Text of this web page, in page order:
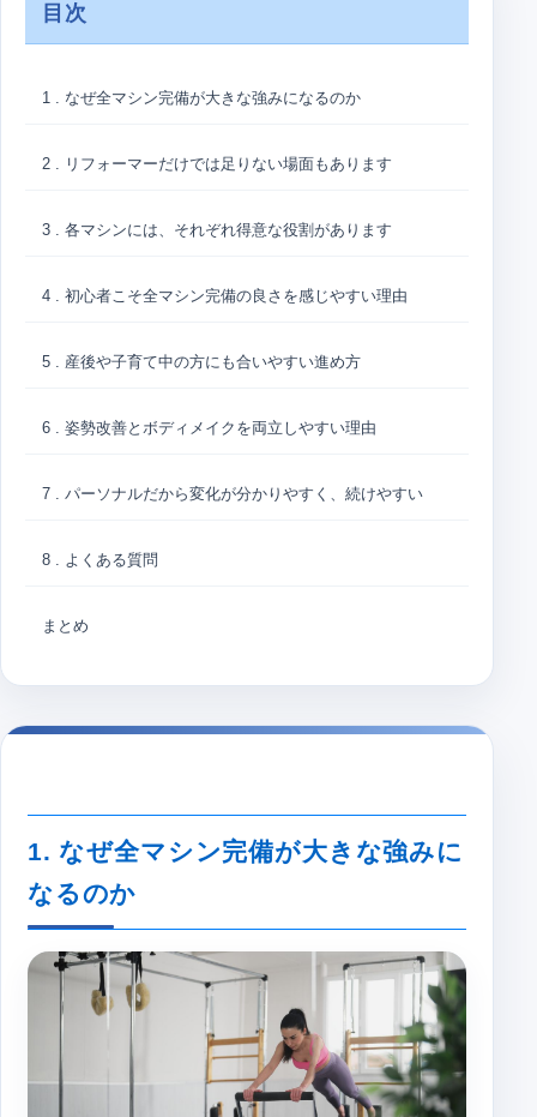
目次
1 . なぜ全マシン完備が大きな強みになるのか
2 . リフォーマーだけでは足りない場面もあります
3 . 各マシンには、それぞれ得意な役割があります
4 . 初心者こそ全マシン完備の良さを感じやすい理由
5 . 産後や子育て中の方にも合いやすい進め方
6 . 姿勢改善とボディメイクを両立しやすい理由
7 . パーソナルだから変化が分かりやすく、続けやすい
8 . よくある質問
まとめ
1. なぜ全マシン完備が大きな強みに
なるのか